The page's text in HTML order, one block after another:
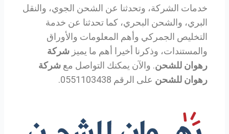
خدمات الشركة، وتحدثنا عن الشحن الجوي، والنقل
البري، والشحن البحري، كما تحدثنا عن خدمة
التخليص الجمركي وأهم المعلومات والأوراق
والمستندات، وذكرنا أخيرا أهم ما يميزشركة
رهوان للشحن. والآن يمكنك التواصل معشركة
رهوان للشحن على الرقم 0551103438.